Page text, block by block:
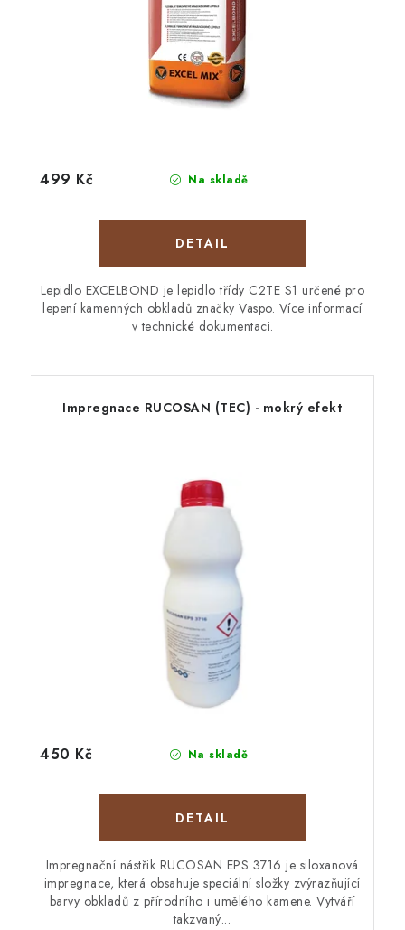
Na skladě
499 Kč
Lepidlo EXCELBOND je lepidlo třídy C2TE S1 určené pro
lepení kamenných obkladů značky Vaspo. Více informací
v technické dokumentaci.
Impregnace RUCOSAN (TEC) - mokrý efekt
Na skladě
450 Kč
Impregnační nástřik RUCOSAN EPS 3716 je siloxanová
impregnace, která obsahuje speciální složky zvýrazňující
barvy obkladů z přírodního i umělého kamene. Vytváří
takzvaný...